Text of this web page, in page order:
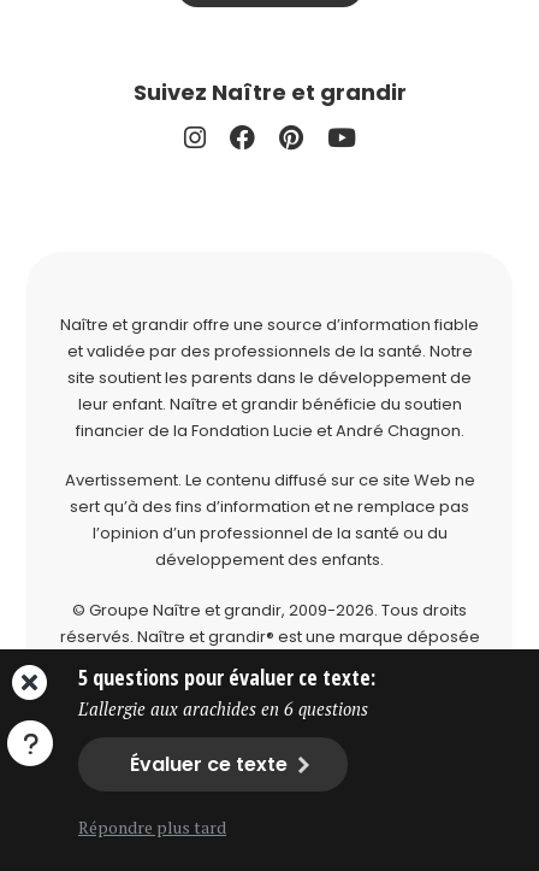
5 questions pour évaluer ce texte:
L'allergie aux arachides en 6 questions
Évaluer ce texte
Répondre plus tard
Suivez Naître et grandir
Naître et grandir offre une source d’information fiable
et validée par des professionnels de la santé. Notre
site soutient les parents dans le développement de
leur enfant. Naître et grandir bénéficie du soutien
financier de la Fondation Lucie et André Chagnon.
Avertissement. Le contenu diffusé sur ce site Web ne
sert qu’à des fins d’information et ne remplace pas
l’opinion d’un professionnel de la santé ou du
développement des enfants.
© Groupe Naître et grandir, 2009-2026. Tous droits
réservés. Naître et grandir® est une marque déposée